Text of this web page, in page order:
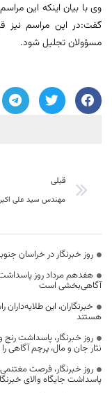
گفت:در این مراسم
مسؤولان تجلیل شود.
قبلی
روز خبرنگار در خراسان
هفدهم مرداد روز
آگاهی‌بخشی است
خبرنگاران، این
هستند
روز خبرنگار، پاسداشت
نثار جان و مال، پرچم
روز خبرنگار، فرصت
پاسداشت جایگاه والای